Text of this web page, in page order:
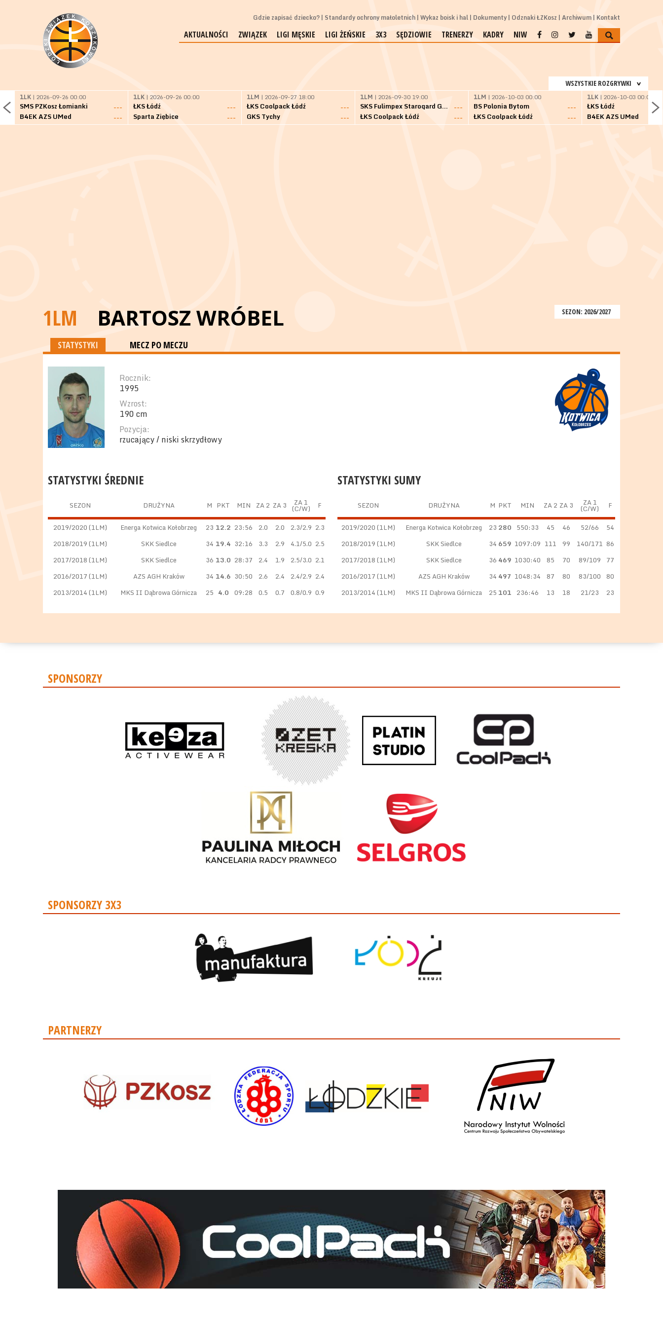
Gdzie zapisać dziecko? Standardy ochrony małoletnich Wykaz boisk i hal Dokumenty Odznaki ŁZKosz Archiwum Kontakt
AKTUALNOŚCI ZWIĄZEK LIGI MĘSKIE LIGI ŻEŃSKIE 3X3 SĘDZIOWIE TRENERZY KADRY NIW
WSZYSTKIE ROZGRYWKI
1LK | 2026-09-26 00:00
SMS PZKosz Łomianki
---
B4EK AZS UMed
---
1LK | 2026-09-26 00:00
ŁKS Łódź
---
Sparta Ziębice
---
1LM | 2026-09-27 18:00
ŁKS Coolpack Łódź
---
GKS Tychy
---
1LM | 2026-09-30 19:00
SKS Fulimpex Starogard Gdański
---
ŁKS Coolpack Łódź
---
1LM | 2026-10-03 00:00
BS Polonia Bytom
---
ŁKS Coolpack Łódź
---
1LK | 2026-10-03 00:00
ŁKS Łódź
B4EK AZS UMed
SEZON: 2026/2027
1LM BARTOSZ WRÓBEL
STATYSTYKI MECZ PO MECZU
Rocznik:
1995
Wzrost:
190 cm
Pozycja:
rzucający / niski skrzydłowy
STATYSTYKI SUMY
SEZON DRUŻYNA M PKT MIN ZA 2 ZA 3 ZA 1
(C/W) F
2019/2020 (1LM) Energa Kotwica Kołobrzeg 23 280 550:33 45 46 52/66
54
2018/2019 (1LM)
SKK Siedlce 34 659 1097:09 111 99 140/171 86
2017/2018 (1LM)
SKK Siedlce 36 469 1030:40 85 70 89/109 77
2016/2017 (1LM)
AZS AGH Kraków 34 497 1048:34 87 80 83/100 80
2013/2014 (1LM)
MKS II Dąbrowa Górnicza 25 101 236:46 13 18 21/23 23
STATYSTYKI ŚREDNIE
SEZON DRUŻYNA M PKT MIN ZA 2 ZA 3 ZA 1
(C/W) F
2019/2020 (1LM) Energa Kotwica Kołobrzeg 23 12.2 23:56 2.0 2.0 2.3/2.9 2.3
2018/2019 (1LM)
SKK Siedlce 34 19.4 32:16 3.3 2.9 4.1/5.0 2.5
2017/2018 (1LM)
SKK Siedlce 36 13.0 28:37 2.4 1.9 2.5/3.0 2.1
2016/2017 (1LM)
AZS AGH Kraków 34 14.6 30:50 2.6 2.4 2.4/2.9 2.4
2013/2014 (1LM)
MKS II Dąbrowa Górnicza 25 4.0 09:28 0.5 0.7 0.8/0.9 0.9
SPONSORZY
SPONSORZY 3X3
PARTNERZY